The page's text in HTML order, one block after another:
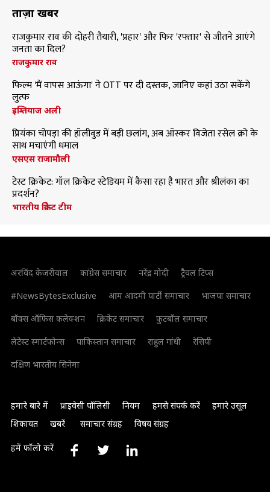
ताज़ा खबरें
राजकुमार राव की दोहरी तैयारी, 'प्रहार' और फिर 'रफ्तार' से जीतने आएंगे
जनता का दिल?
राजकुमार राव
फिल्म 'मैं वापस आऊंगा' ने OTT पर दी दस्तक, जानिए कहां उठा सकेंगे
लुत्फ
इम्तियाज अली
प्रियंका चोपड़ा की हॉलीवुड में बड़ी छलांग, अब ऑस्कर विजेता रसेल क्रो के
साथ मचाएंगी धमाल
एसएस राजामौली
टेस्ट क्रिकेट: गॉल क्रिकेट स्टेडियम में कैसा रहा है भारत और श्रीलंका का
प्रदर्शन?
भारतीय क्रिकेट टीम
अरविंद केजरीवाल कांग्रेस समाचार नरेंद्र मोदी
ट्रैवल टिप्स
#NewsBytesExclusive
आम आदमी पार्टी समाचार
भाजपा समाचार
बॉक्स ऑफिस कलेक्शन
क्रिकेट समाचार
फुटबॉल समाचार
लेटेस्ट स्मार्टफोन्स
पाकिस्तान समाचार राहुल गांधी
रेसिपी
दक्षिण भारतीय सिनेमा
हमारे बारे में प्राइवेसी पॉलिसी नियम हमसे संपर्क करें
हमारे उसूल
शिकायत
खबरें समाचार संग्रह विषय संग्रह
हमें फॉलो करें